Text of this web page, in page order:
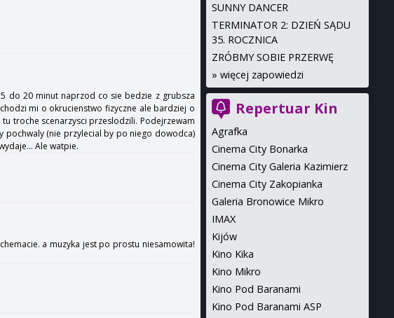
do 20 minut naprzod co sie bedzie z grubsza
mi o okrucienstwo fizyczne ale bardziej o
troche scenarzysci przeslodzili. Podejrzewam
pochwaly (nie przylecial by po niego dowodca)
Ale watpie.
a muzyka jest po prostu niesamowita!
SUNNY DANCER
TERMINATOR 2: DZIEŃ SĄDU
35. ROCZNICA
ZRÓBMY SOBIE PRZERWĘ
» więcej zapowiedzi
Repertuar Kin
Agrafka
Cinema City Bonarka
Cinema City Galeria Kazimierz
Cinema City Zakopianka
Galeria Bronowice Mikro
IMAX
Kijów
Kino Kika
Kino Mikro
Kino Pod Baranami
Kino Pod Baranami ASP